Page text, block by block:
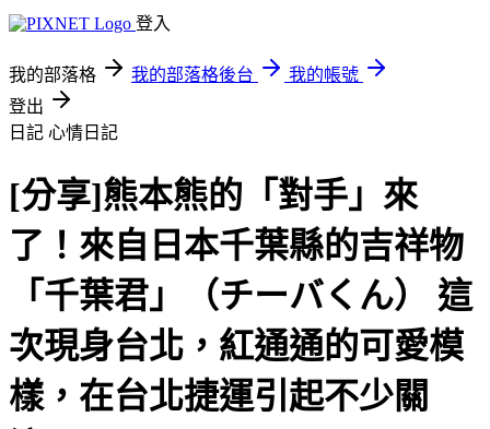
登入
我的部落格 我的部落格後台
我的帳號
登出
日記 心情日記
[分享]熊本熊的「對手」來
了！來自日本千葉縣的吉祥物
「千葉君」（チーバくん） 這
次現身台北，紅通通的可愛模
樣，在台北捷運引起不少關